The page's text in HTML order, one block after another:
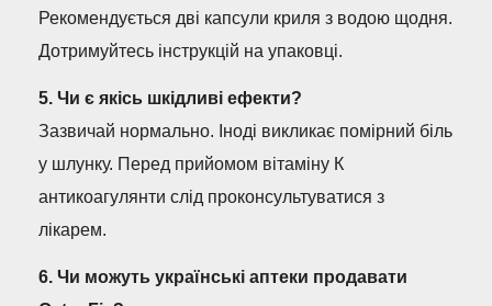
Рекомендується дві капсули криля з водою щодня.
Дотримуйтесь інструкцій на упаковці.
5. Чи є якісь шкідливі ефекти?
Зазвичай нормально. Іноді викликає помірний біль
у шлунку. Перед прийомом вітаміну К
антикоагулянти слід проконсультуватися з
лікарем.
6. Чи можуть українські аптеки продавати